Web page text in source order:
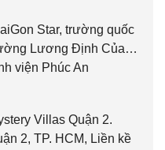
Star, trường quốc
Lương Định Của…
viện Phúc An
Villas Quận 2.
2, TP. HCM, Liền kề